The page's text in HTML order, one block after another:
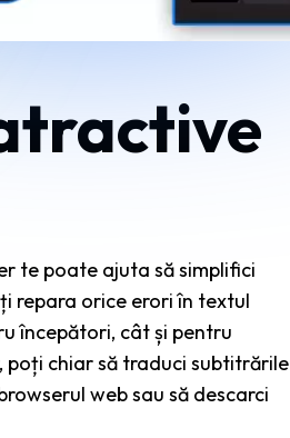
te poate ajuta să simplifici
repara orice erori în textul
începători, cât și pentru
poți chiar să traduci subtitrările
web sau să descarci